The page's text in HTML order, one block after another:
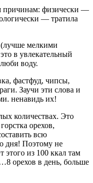
причинам: физически —
— тратила
мелкими
в увлекательный
воду.
фастфуд, чипсы,
Заучи эти слова и
ненавидь их!
количествах. Это
орехов,
всю
дня! Поэтому не
этого из 100 ккал там
орехов в день, больше